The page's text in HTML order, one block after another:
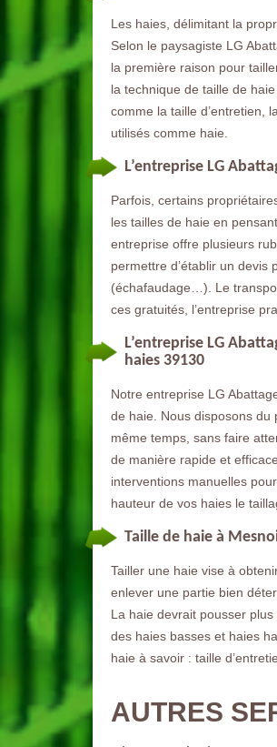
Les haies, délimitant la
Selon le paysagiste LG
la première raison pour
la technique de taille de
comme la taille d’entretien,
utilisés comme haie.
L’entreprise LG
Parfois, certains
les tailles de haie en
entreprise offre plusieurs
permettre d’établir un devis
(échafaudage…). Le
ces gratuités, l’entreprise
L’entreprise LG
haies 39130
Notre entreprise LG
de haie. Nous disposons
même temps, sans faire
de manière rapide et
interventions manuelles
hauteur de vos haies le
Taille de haie à
Tailler une haie vise à
enlever une partie bien
La haie devrait pousser
des haies basses et haies
haie à savoir : taille
AUTRES